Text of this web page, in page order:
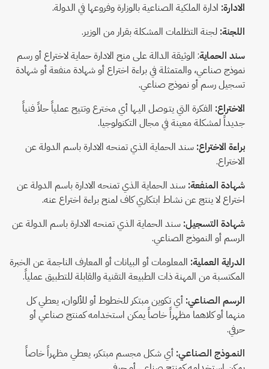
الادارة: ادارة الملكية الصناعية بالوزارة وفروعها في الدولة.
اللجنة: لجنة التظلمات المشكلة بقرار من الوزير.
سند الحماية: الوثيقة الدالة على منح الادارة حماية لاختراع أو رسم
نموذج صناعي، والمتمثلة في براءة اختراع أو شهادة منفعة أو شهادة
تسجيل رسم أو نموذج صناعي.
الاختراع: الفكرة التي يتـوصل اليـها أي مخترع وتتيح عملياً حلاً فنياً
جديداً لمشكلة معينة في مجال التكنولوجيا.
براءة الاختراع: سند الحماية الذي تمنحه الادارة باسم الدولة عن
الاختراع.
شهادة المنفعة: سند الحماية الذي تمنحه الادارة باسم الدولة عن
اختراع لا ينتج عن نشاط ابتكاري كاف لمنح براءة اختراع عنه.
شهادة التسجيل: سند الحماية الذي تمنحه الادارة باسم الدولة عن
الرسم أو النموذج الصناعي.
الدراية العملية: المعلومات أو البيانات أو المعارف الناجمة عن الخبرة
المكتسبة من المهنة ذات الطبيعة التقنية والقابلة للتطبيق عملياً.
الرسم الصناعي: أي تكوين مبتكر للخطوط أو للألوان، يعطي كل
منهما أو كلاهما مظهراً خاصاً يمكن استخدامه كمنتج صناعي أو
حرفي.
النمـوذج الصناعـي: أي شكل مجسم مبتكر، يعطي مظهراً خاصاً